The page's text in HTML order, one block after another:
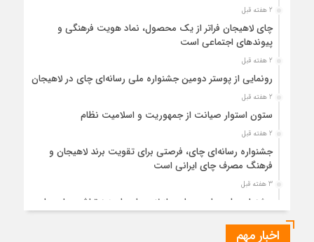
2 هفته قبل
چای لاهیجان فراتر از یک محصول، نماد هویت فرهنگی و
پیوندهای اجتماعی است
2 هفته قبل
رونمایی از پوستر دومین جشنواره ملی رسانه‌ای چای در لاهیجان
2 هفته قبل
ستون استوار صیانت از جمهوریت و اسلامیت نظام
2 هفته قبل
جشنواره رسانه‌ای چای، فرصتی برای تقویت برند لاهیجان و
فرهنگ مصرف چای ایرانی است
3 هفته قبل
جشنواره ملی چای، حمایت از لاهیجان یا هزینه‌تراشی برای چای
ایرانی!؟
3 هفته قبل
اخبار مهم